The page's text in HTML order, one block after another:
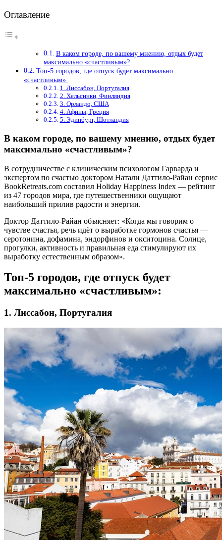
Оглавление
В каком городе, по вашему мнению, отдых будет
максимально «счастливым»?
Топ-5 городов, где отпуск будет максимально
«счастливым»:
1. Лиссабон, Португалия
2. Хельсинки, Финляндия
3. Орландо, США
4. Афины, Греция
5. Эдинбург, Шотландия
В каком городе, по вашему мнению, отдых будет
максимально «счастливым»?
В сотрудничестве с клиническим психологом Гарварда и
экспертом по счастью доктором Натали Даттило-Райан сервис
BookRetreats.com составил Holiday Happiness Index — рейтинг
из 47 городов мира, где путешественники ощущают
наибольший прилив радости и энергии.
Доктор Даттило-Райан объясняет: «Когда мы говорим о
чувстве счастья, речь идёт о выработке гормонов счастья —
серотонина, дофамина, эндорфинов и окситоцина. Солнце,
прогулки, активность и правильная еда стимулируют их
выработку естественным образом».
Топ-5 городов, где отпуск будет
максимально «счастливым»:
1. Лиссабон, Португалия